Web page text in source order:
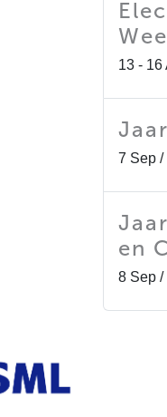
13 - 16
7 Sep /
en
8 Sep /